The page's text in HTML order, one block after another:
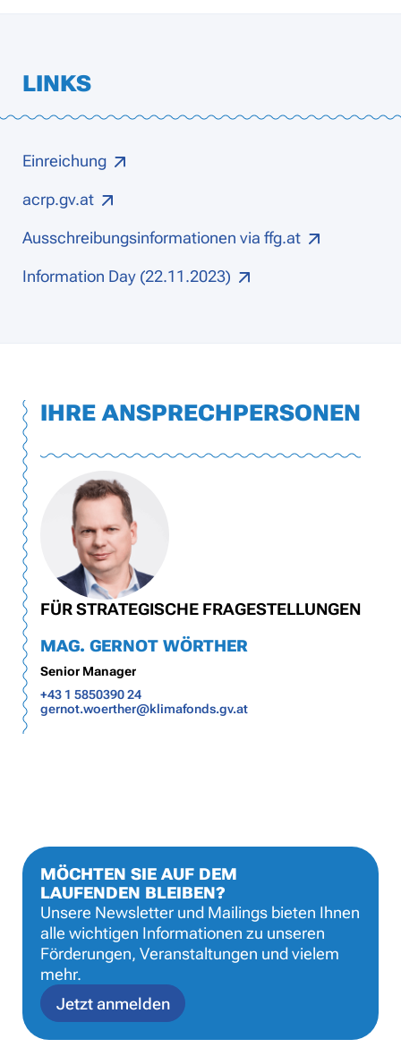
LINKS
Einreichung
acrp.gv.at
Ausschreibungsinformationen via ffg.at
Information Day (22.11.2023)
IHRE ANSPRECHPERSONEN
FÜR STRATEGISCHE FRAGESTELLUNGEN
MAG. GERNOT WÖRTHER
Senior Manager
+43 1 5850390 24
gernot.woerther@klimafonds.gv.at
MÖCHTEN SIE AUF DEM
LAUFENDEN BLEIBEN?
Unsere Newsletter und Mailings bieten Ihnen
alle wichtigen Informationen zu unseren
Förderungen, Veranstaltungen und vielem
mehr.
Jetzt anmelden